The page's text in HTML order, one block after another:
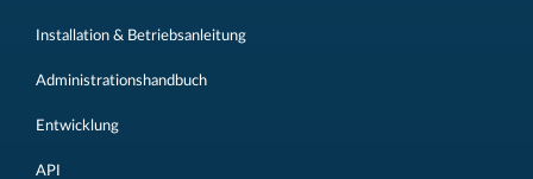
Installation & Betriebsanleitung
Administrationshandbuch
Entwicklung
API